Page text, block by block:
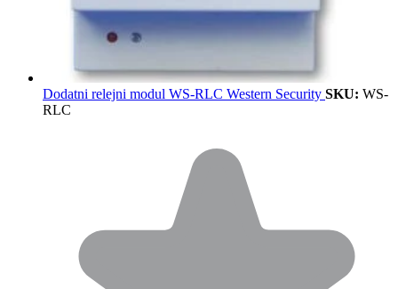
Dodatni relejni modul WS-RLC Western Security SKU: WS-
RLC